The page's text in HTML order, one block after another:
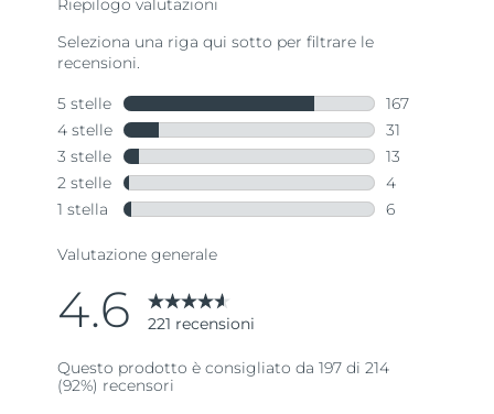
valutazione
Read
221
Stesso
alla
pagina.